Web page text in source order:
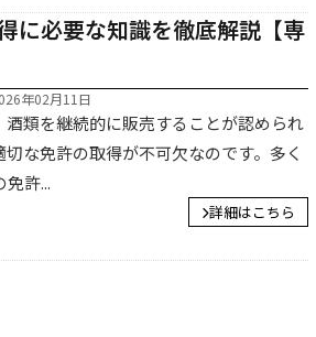
に必要な知識を徹底解説【専
年02月11日
類を継続的に販売することが認められ
な免許の取得が不可欠なのです。多く
許...
詳細はこちら
ンライン対応